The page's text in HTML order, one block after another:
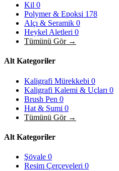
Kil 0
Polymer & Epoksi 178
Alçı & Seramik 0
Heykel Aletleri 0
Tümünü Gör →
Alt Kategoriler
Kaligrafi Mürekkebi 0
Kaligrafi Kalemi & Uçları 0
Brush Pen 0
Hat & Sumi 0
Tümünü Gör →
Alt Kategoriler
Şövale 0
Resim Çerçeveleri 0